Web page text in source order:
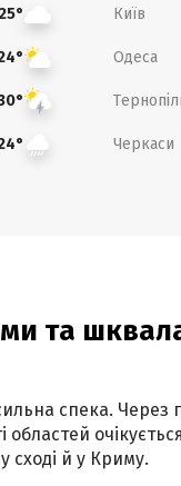
25° Київ
Одеса
Черкаси
та
спека. Через
сході й у Криму.